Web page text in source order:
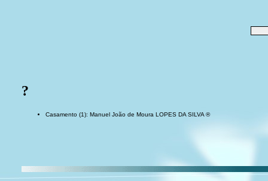
?
Casamento (1): Manuel João de Moura LOPES DA SILVA ®